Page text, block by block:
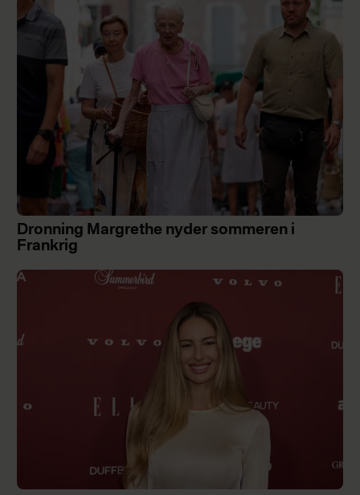
Dronning Margrethe nyder sommeren i
Frankrig